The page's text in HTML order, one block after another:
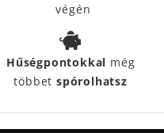
végén
Hűségpontokkal még
többetspórolhatsz